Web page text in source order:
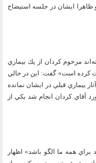
ظاهرا ايشان در جلسه استيضاح
مرحوم كردان از يك بيماري
كرده است» گفت: اين در حالي
بيماري قبلي در ايشان نمانده
آقاي كردان انجام شد يكي از
همه ما الگو باشد» اظهار